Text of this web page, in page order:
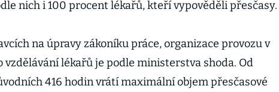
nich i 100 procent lékařů, kteří vypověděli přesčasy.
na úpravy zákoníku práce, organizace provozu v
vzdělávání lékařů je podle ministerstva shoda. Od
416 hodin vrátí maximální objem přesčasové